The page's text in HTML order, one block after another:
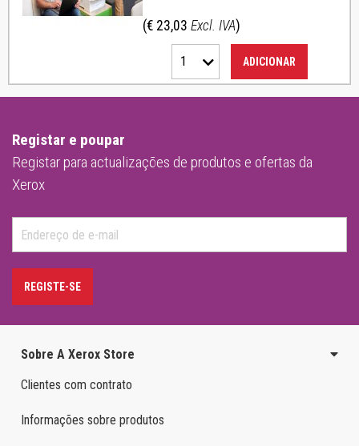
(€ 23,03 Excl. IVA)
1 ADICIONAR
Registar e poupar
Registar para actualizações de produtos e ofertas da
Xerox
REGISTE-SE
Sobre A Xerox Store
Clientes com contrato
Informações sobre produtos